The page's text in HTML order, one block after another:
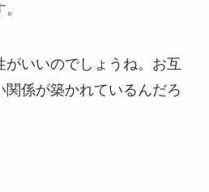
がいいのでしょうね。お互
関係が築かれているんだろ